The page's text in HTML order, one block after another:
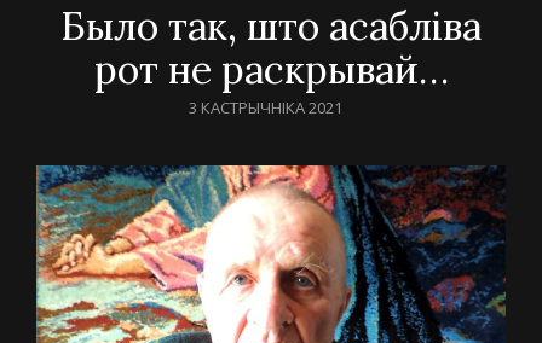
Было так, што асабліва
рот не раскрывай…
POSTED
3 КАСТРЫЧНІКА 2021